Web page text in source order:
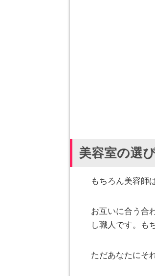
美容室の選
もちろん美容師
お互いに合う合
し職人です。も
ただあなたにそ